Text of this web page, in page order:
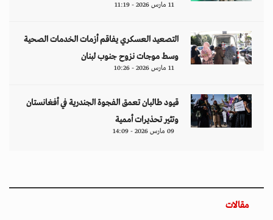
11 مارس 2026 - 11:19
التصعيد العسكري يفاقم أزمات الخدمات الصحية
وسط موجات نزوح جنوب لبنان
11 مارس 2026 - 10:26
قيود طالبان تعمق الفجوة الجندرية في أفغانستان
وتثير تحذيرات أممية
09 مارس 2026 - 14:09
مقالات